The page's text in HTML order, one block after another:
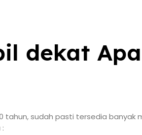
dekat
sudah pasti tersedia